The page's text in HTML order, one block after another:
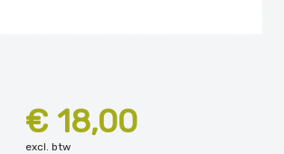
€ 18,00
excl. btw